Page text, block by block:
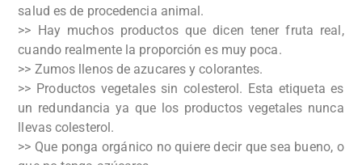
salud es de procedencia animal.
>> Hay muchos productos que dicen tener fruta real,
cuando realmente la proporción es muy poca.
>> Zumos llenos de azucares y colorantes.
>> Productos vegetales sin colesterol. Esta etiqueta es
un redundancia ya que los productos vegetales nunca
llevas colesterol.
>> Que ponga orgánico no quiere decir que sea bueno, o